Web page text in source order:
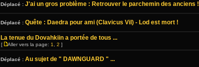
Déplacé : J'ai un gros problème : Retrouver le parchemin des anciens !
Déplacé : Quête : Daedra pour ami (Clavicus Vil) - Lod est mort !
La tenue du Dovahkiin a portée de tous ...
[ Aller vers la page: 1 2 ]
Déplacé : Au sujet de " DAWNGUARD " ...